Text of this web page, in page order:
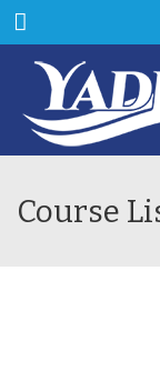
Menu
Course